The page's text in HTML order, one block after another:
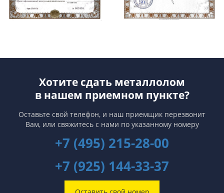
Хотите сдать металлолом
в нашем приемном пункте?
Оставьте свой телефон, и наш приемщик перезвонит
Вам, или свяжитесь с нами по указанному номеру
+7 (495) 215-28-00
+7 (925) 144-33-37